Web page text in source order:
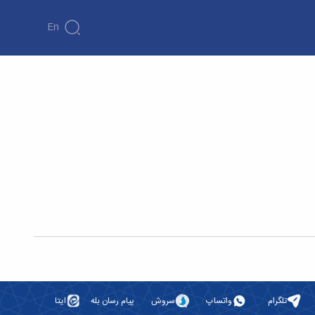
En
تلگرام واتساپ سروش پیام رسان بله ایتا